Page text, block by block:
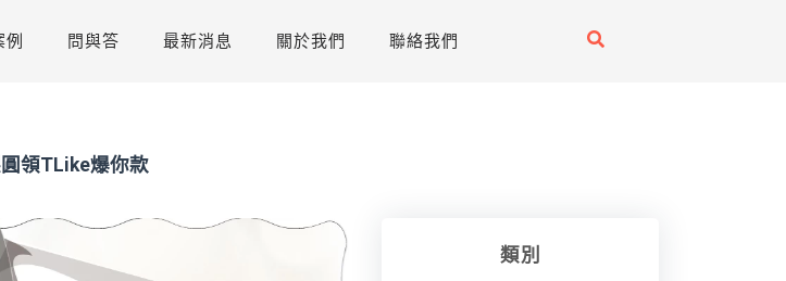
例 問與答 最新消息 關於我們 聯絡我們
領TLike爆你款
類別